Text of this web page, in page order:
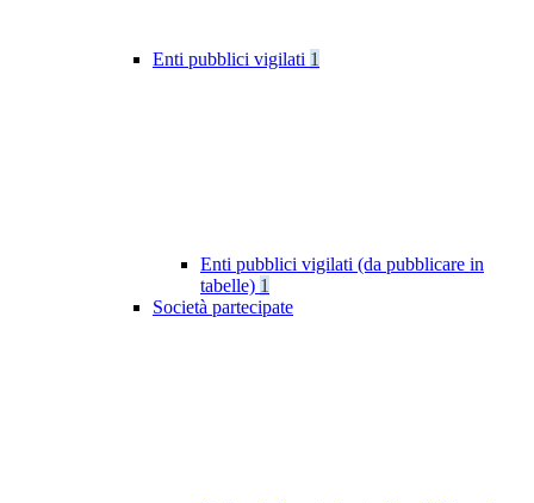
Enti pubblici vigilati 1
Enti pubblici vigilati (da pubblicare in
tabelle) 1
Società partecipate